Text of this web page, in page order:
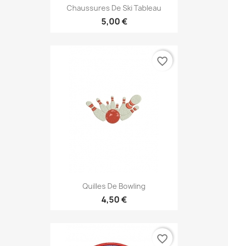
Chaussures De Ski Tableau
5,00 €
Quilles De Bowling
4,50 €
favorite_border
favorite_border